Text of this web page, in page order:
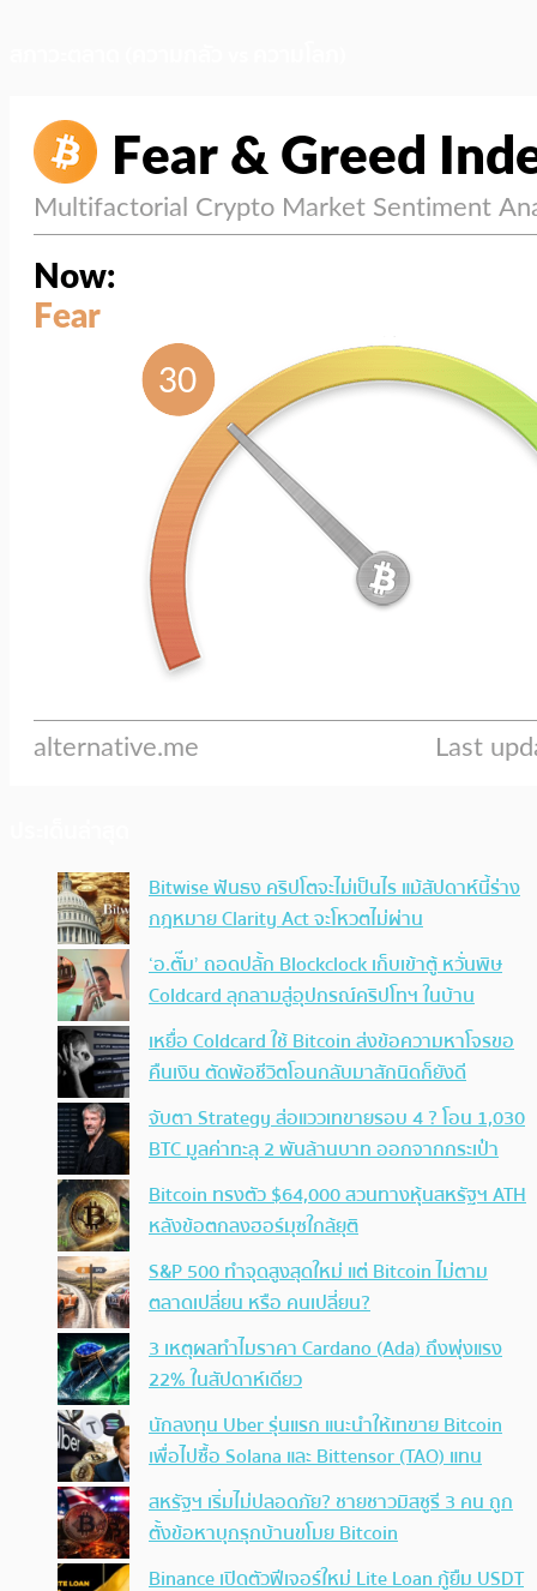
Bitwise ฟันธง คริปโตจะไม่เป็นไร แม้สัปดาห์นี้ร่าง
กฎหมาย Clarity Act จะโหวตไม่ผ่าน
‘อ.ตั๊ม’ ถอดปลั้ก Blockclock เก็บเข้าตู้ หวั่นพิษ
Coldcard ลุกลามสู่อุปกรณ์คริปโทฯ ในบ้าน
เหยื่อ Coldcard ใช้ Bitcoin ส่งข้อความหาโจรขอ
คืนเงิน ตัดพ้อชีวิตโอนกลับมาสักนิดก็ยังดี
จับตา Strategy ส่อแววเทขายรอบ 4 ? โอน 1,030
BTC มูลค่าทะลุ 2 พันล้านบาท ออกจากกระเป๋า
Bitcoin ทรงตัว $64,000 สวนทางหุ้นสหรัฐฯ ATH
หลังข้อตกลงฮอร์มุซใกล้ยุติ
S&P 500 ทำจุดสูงสุดใหม่ แต่ Bitcoin ไม่ตาม
ตลาดเปลี่ยน หรือ คนเปลี่ยน?
3 เหตุผลทำไมราคา Cardano (Ada) ถึงพุ่งแรง
22% ในสัปดาห์เดียว
นักลงทุน Uber รุ่นแรก แนะนำให้เทขาย Bitcoin
เพื่อไปซื้อ Solana และ Bittensor (TAO) แทน
สหรัฐฯ เริ่มไม่ปลอดภัย? ชายชาวมิสซูรี 3 คน ถูก
ตั้งข้อหาบุกรุกบ้านขโมย Bitcoin
Binance เปิดตัวฟีเจอร์ใหม่ Lite Loan กู้ยืม USDT